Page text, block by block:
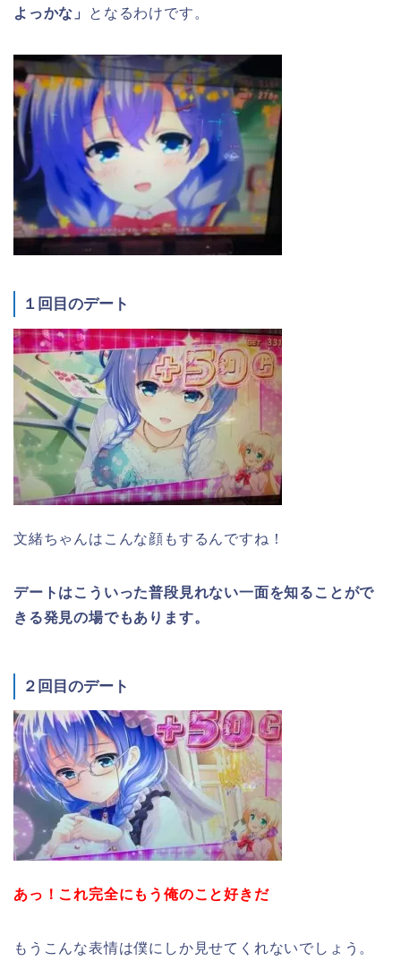
よっかな」 となるわけです。
１回目のデート
文緒ちゃんはこんな顔もするんですね！
デートはこういった普段見れない一面を知ることがで
きる発見の場でもあります。
２回目のデート
あっ！これ完全にもう俺のこと好きだ
もうこんな表情は僕にしか見せてくれないでしょう。